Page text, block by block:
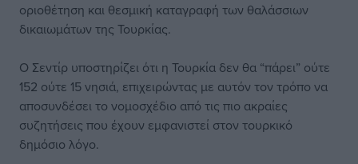
οριοθέτηση και θεσμική καταγραφή των θαλάσσιων
δικαιωμάτων της Τουρκίας.
Ο Σεντίρ υποστηρίζει ότι η Τουρκία δεν θα “πάρει” ούτε
152 ούτε 15 νησιά, επιχειρώντας με αυτόν τον τρόπο να
αποσυνδέσει το νομοσχέδιο από τις πιο ακραίες
συζητήσεις που έχουν εμφανιστεί στον τουρκικό
δημόσιο λόγο.